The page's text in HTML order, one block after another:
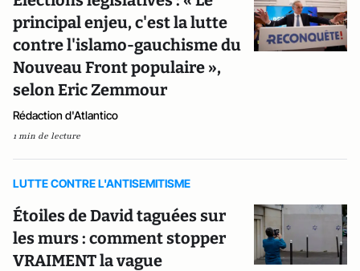
principal enjeu, c'est la lutte
contre l'islamo-gauchisme du
Nouveau Front populaire »,
selon Eric Zemmour
Rédaction d'Atlantico
1 min de lecture
LUTTE CONTRE L'ANTISEMITISME
Étoiles de David taguées sur
les murs : comment stopper
VRAIMENT la vague